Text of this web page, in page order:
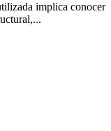
implica conocer